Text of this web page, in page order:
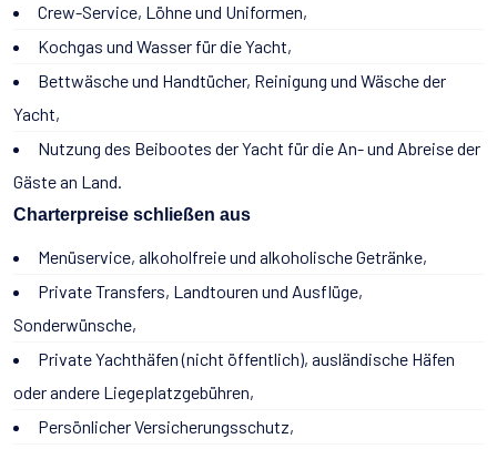
Crew-Service, Löhne und Uniformen,
Kochgas und Wasser für die Yacht,
Bettwäsche und Handtücher, Reinigung und Wäsche der
Yacht,
Nutzung des Beibootes der Yacht für die An- und Abreise der
Gäste an Land.
Charterpreise schließen aus
Menüservice, alkoholfreie und alkoholische Getränke,
Private Transfers, Landtouren und Ausflüge,
Sonderwünsche,
Private Yachthäfen (nicht öffentlich), ausländische Häfen
oder andere Liegeplatzgebühren,
Persönlicher Versicherungsschutz,